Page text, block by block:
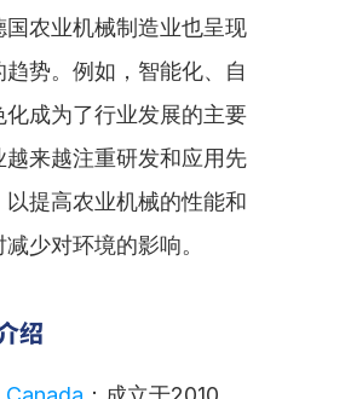
国农业机械制造业也呈现
趋势。例如，智能化、自
化成为了行业发展的主要
越来越注重研发和应用先
以提高农业机械的性能和
少对环境的影响。
绍